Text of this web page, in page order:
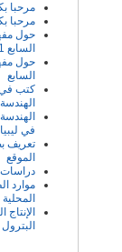
مرحبا
مرحبا
حول
السابع 1
حول
السابع
كتب
في ليبيا
تعريف
الموقع
دراسات
موارد
البترول